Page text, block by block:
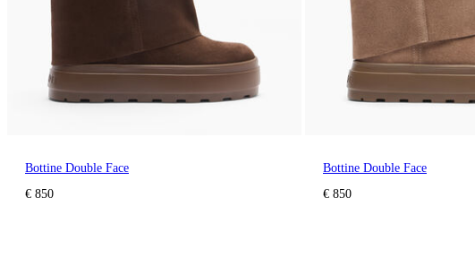
Bottine Double Face
€ 850
Bottine Double Face
€ 850